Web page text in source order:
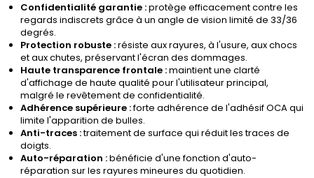
Confidentialité garantie :protège efficacement contre les
regards indiscrets grâce à un angle de vision limité de 33/36
degrés.
Protection robuste :résiste aux rayures, à l'usure, aux chocs
et aux chutes, préservant l'écran des dommages.
Haute transparence frontale :maintient une clarté
d'affichage de haute qualité pour l'utilisateur principal,
malgré le revêtement de confidentialité.
Adhérence supérieure :forte adhérence de l'adhésif OCA qui
limite l'apparition de bulles.
Anti-traces :traitement de surface qui réduit les traces de
doigts.
Auto-réparation :bénéficie d'une fonction d'auto-
réparation sur les rayures mineures du quotidien.